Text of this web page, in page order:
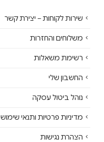
שירות לקוחות – יצירת קשר
משלוחים והחזרות
רשימת משאלות
החשבון שלי
נוהל ביטול עסקה
מדיניות פרטיות ותנאי שימוש
הצהרת נגישות